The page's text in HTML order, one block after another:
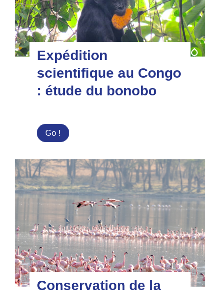
Expédition
scientifique au Congo
: étude du bonobo
Go ! Expédition
scientifique
au
Congo
:
étude
du
bonobo
Conservation de la